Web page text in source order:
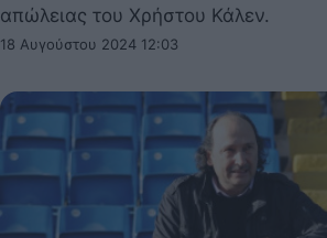
απώλειας του Χρήστου Κάλεν.
18 Αυγούστου 2024 12:03